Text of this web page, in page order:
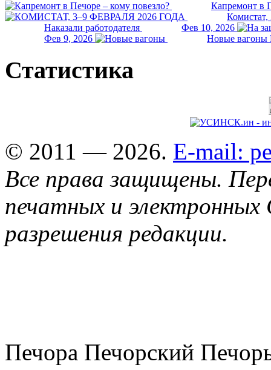
Капремонт в
Комистат,
Наказали работодателя
Фев 10, 2026
Фев 9, 2026
Новые вагоны
Статистика
© 2011 — 2026. E-mail:
Все права защищены.
печатных и
разрешения редакции.
Печора Печорский